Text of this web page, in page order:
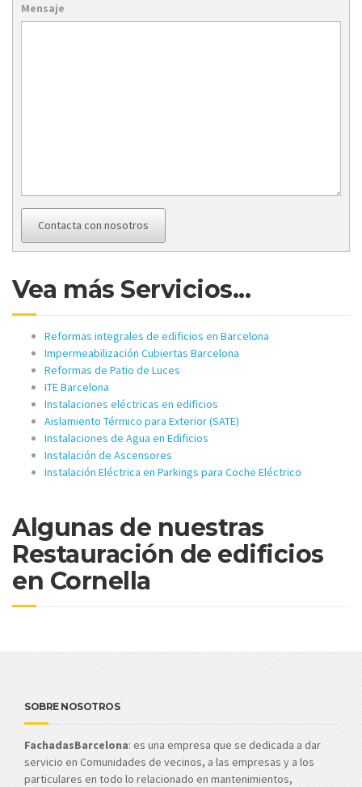
Mensaje
Contacta con nosotros
Vea más Servicios...
Reformas integrales de edificios en Barcelona
Impermeabilización Cubiertas Barcelona
Reformas de Patio de Luces
ITE Barcelona
Instalaciones eléctricas en edificios
Aislamiento Térmico para Exterior (SATE)
Instalaciones de Agua en Edificios
Instalación de Ascensores
Instalación Eléctrica en Parkings para Coche Eléctrico
Algunas de nuestras
Restauración de edificios
en Cornella
SOBRE NOSOTROS
FachadasBarcelona: es una empresa que se dedicada a dar
servicio en Comunidades de vecinos, a las empresas y a los
particulares en todo lo relacionado en mantenimientos,